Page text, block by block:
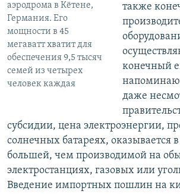
аэродрома в Кётене,
Германия. Его
мощности в 45
мегаватт хватит для
обеспечения 9,5 тысяч
семей из четырех
человек каждая
также
конечный
даже
субсидии, цена электроэнергии,
солнечных батареях, оказывается
большей, чем производимой на
электростанциях, газовых или
Введение импортных пошлин на